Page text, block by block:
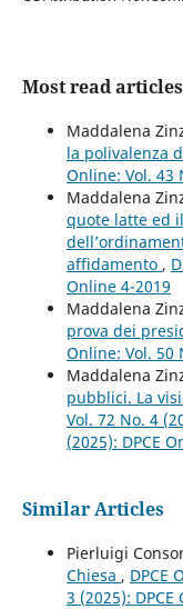
Most read
Maddalena
la polivalenza
Online: Vol. 43
Maddalena
quote latte ed
affidamento ,
Online 4-2019
Maddalena
prova dei
Online: Vol. 50
Maddalena
pubblici. La
Vol. 72 No. 4
(2025): DPCE
Similar Articles
Pierluigi
Chiesa , DPCE
3 (2025):